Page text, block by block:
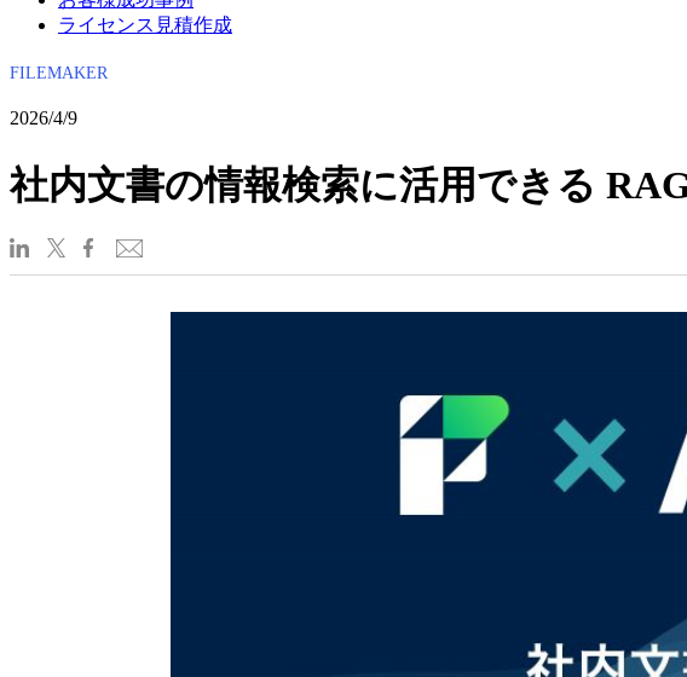
ライセンス見積作成
FILEMAKER
2026/4/9
社内文書の情報検索に活用できる